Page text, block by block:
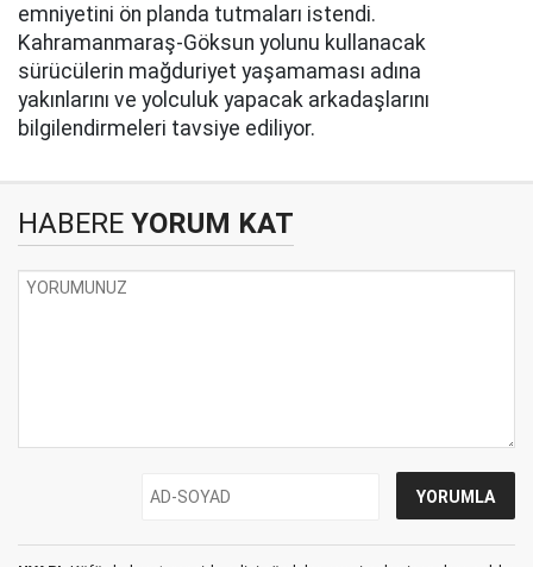
emniyetini ön planda tutmaları istendi.
Kahramanmaraş-Göksun yolunu kullanacak
sürücülerin mağduriyet yaşamaması adına
yakınlarını ve yolculuk yapacak arkadaşlarını
bilgilendirmeleri tavsiye ediliyor.
HABERE YORUM KAT